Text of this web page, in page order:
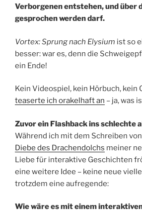
Verborgenen entstehen, und über
gesprochen werden darf.
Vortex: Sprung nach Elysium ist so
besser: war es, denn die
ein Ende!
Kein Videospiel, kein Hörbuch, kein
teaserte ich orakelhaft an – ja, was
Zuvor ein Flashback ins schlechte
Während ich mit dem Schreiben von
Diebe des Drachendolchs meiner
Liebe für interaktive Geschichten
eine weitere Idee – keine neue
trotzdem eine aufregende:
Wie wäre es mit einem